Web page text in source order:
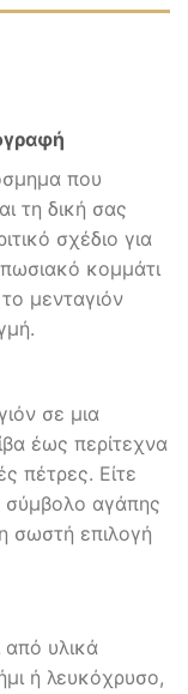
που
τη δική σας
σχέδιο για
κομμάτι
μενταγιόν
σε μια
έως περίτεχνα
πέτρες. Είτε
σύμβολο αγάπης
σωστή επιλογή
από υλικά
ή λευκόχρυσο,